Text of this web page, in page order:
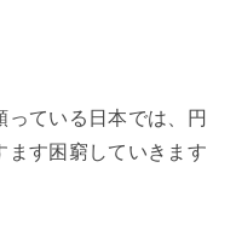
ている日本では、円
ます困窮していきます